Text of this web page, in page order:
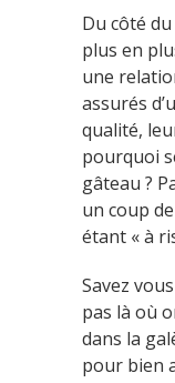
Du côté
plus en
une
assurés
qualité,
pourquoi
gâteau ?
un coup
étant « à
Savez
pas là où
dans la
pour bien